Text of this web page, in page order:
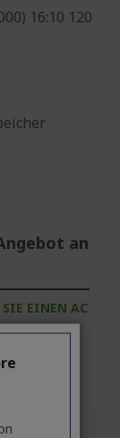
16:10 120
an
SIE EINEN AC